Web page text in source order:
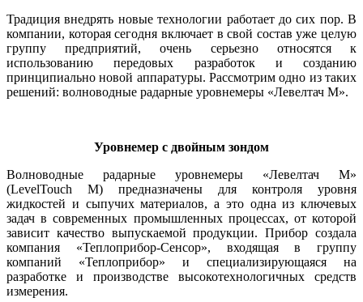
Традиция внедрять новые технологии работает до сих пор. В
компании, которая сегодня включает в свой состав уже целую
группу предприятий, очень серьезно относятся к
использованию передовых разработок и созданию
принципиально новой аппаратуры. Рассмотрим одно из таких
решений: волноводные радарные уровнемеры «Левелтач М».
Уровнемер с двойным зондом
Волноводные радарные уровнемеры «Левелтач М»
(LevelTouch M) предназначены для контроля уровня
жидкостей и сыпучих материалов, а это одна из ключевых
задач в современных промышленных процессах, от которой
зависит качество выпускаемой продукции. Прибор создала
компания «Теплоприбор-Сенсор», входящая в группу
компаний «Теплоприбор» и специализирующаяся на
разработке и производстве высокотехнологичных средств
измерения.